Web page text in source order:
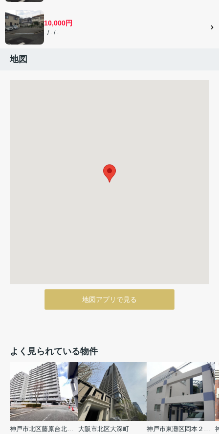
10,000円
- / - / -
地図
地図アプリで見る
よく見られている物件
神戸市北区藤原台北町５丁目
大阪市北区大深町
神戸市東灘区岡本２丁目